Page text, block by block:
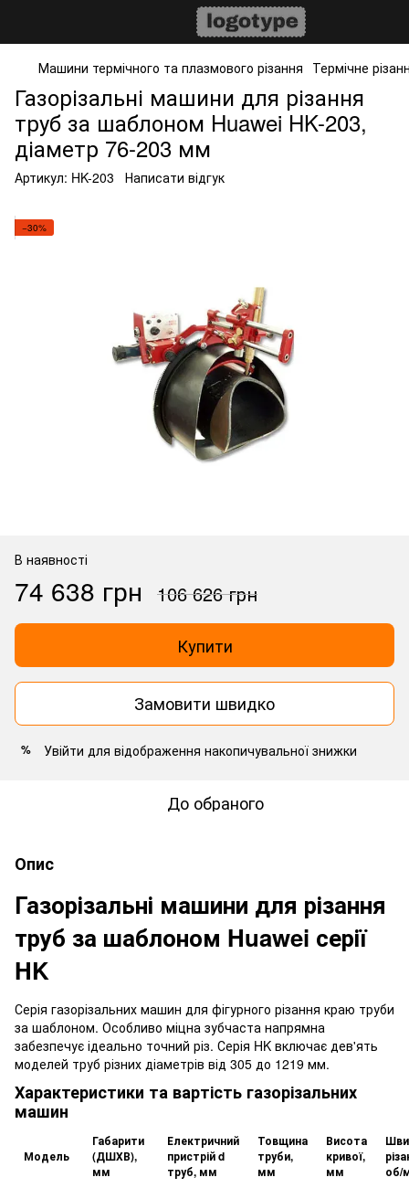
Машини термічного та плазмового різання Термічне
Газорізальні машини для різання
труб за шаблоном Huawei HK-203,
діаметр 76-203 мм
Артикул: HK-203 Написати відгук
−30%
В наявності
74 638 грн 106 626 грн
Купити
Замовити швидко
% Увійти для відображення накопичувальної знижки
До обраного
Опис
Газорізальні машини для різання
труб за шаблоном Huawei серії
HK
Серія газорізальних машин для фігурного різання краю труби
за шаблоном. Особливо міцна зубчаста напрямна
забезпечує ідеально точний різ. Серія HK включає дев'ять
моделей труб різних діаметрів від 305 до 1219 мм.
Характеристики та вартість газорізальних
машин
Модель
Габарити
(ДШХВ),
мм
Електричний
пристрій d
труб, мм
Товщина
труби,
мм
Висота
кривої,
мм
об/